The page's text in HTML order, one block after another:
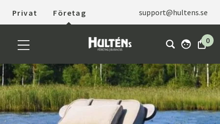
Privat Företag support@hultens.se
0